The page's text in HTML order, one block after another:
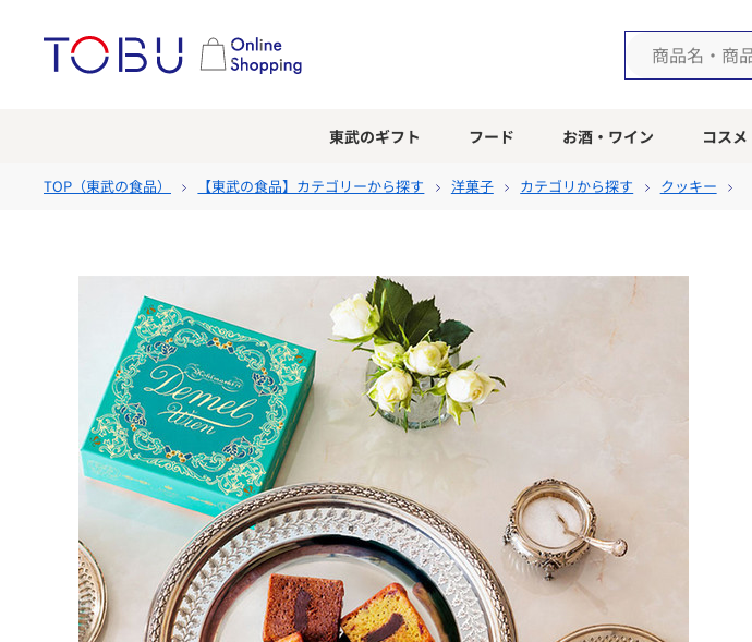
東武のギフト フード お酒・ワイン コスメ
TOP（東武の食品） 【東武の食品】カテゴリーから探す 洋菓子 カテゴリから探す クッキー